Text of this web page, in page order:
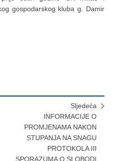
gospodarskog kluba g. Damir
Sljedeća
INFORMACIJE O
PROMJENAMA NAKON
STUPANJA NA SNAGU
PROTOKOLA III
SPORAZUMA O SLOBODI